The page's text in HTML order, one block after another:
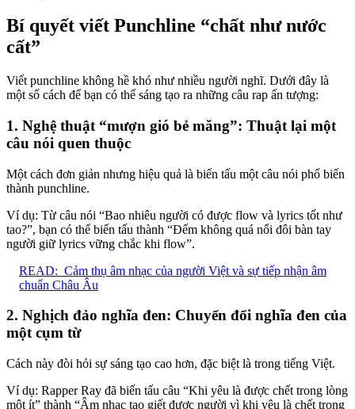
Bí quyết viết Punchline “chất như nước
cất”
Viết punchline không hề khó như nhiều người nghĩ. Dưới đây là
một số cách để bạn có thể sáng tạo ra những câu rap ấn tượng:
1. Nghệ thuật “mượn gió bẻ măng”: Thuật lại một
câu nói quen thuộc
Một cách đơn giản nhưng hiệu quả là biến tấu một câu nói phổ biến
thành punchline.
Ví dụ: Từ câu nói “Bao nhiêu người có được flow và lyrics tốt như
tao?”, bạn có thể biến tấu thành “Đếm không quá nổi đôi bàn tay
người giữ lyrics vững chắc khi flow”.
READ: Cảm thụ âm nhạc của người Việt và sự tiếp nhận âm
chuẩn Châu Âu
2. Nghịch đảo nghĩa đen: Chuyển đổi nghĩa đen của
một cụm từ
Cách này đòi hỏi sự sáng tạo cao hơn, đặc biệt là trong tiếng Việt.
Ví dụ: Rapper Ray đã biến tấu câu “Khi yêu là được chết trong lòng
một ít” thành “Âm nhạc tao giết được người vì khi yêu là chết trong